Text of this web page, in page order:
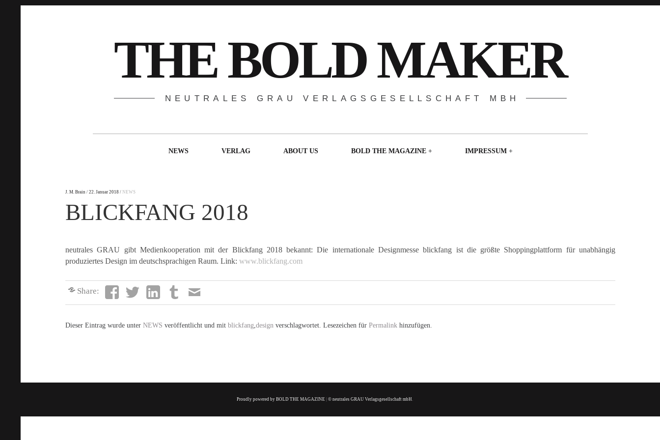
THE BOLD MAKER
NEUTRALES GRAU VERLAGSGESELLSCHAFT MBH
NEWS VERLAG ABOUT US BOLD THE MAGAZINE IMPRESSUM
J. M. Brain 22. Januar 2018 NEWS
BLICKFANG 2018
neutrales GRAU gibt Medienkooperation mit der Blickfang 2018 bekannt: Die internationale Designmesse blickfang ist die größte Shoppingplattform für unabhängig
produziertes Design im deutschsprachigen Raum. Link: www.blickfang.com
Share:
Dieser Eintrag wurde unter NEWS veröffentlicht und mit blickfang,design verschlagwortet. Lesezeichen für Permalink hinzufügen.
Proudly powered by BOLD THE MAGAZINE |© neutrales GRAU Verlagsgesellschaft mbH.